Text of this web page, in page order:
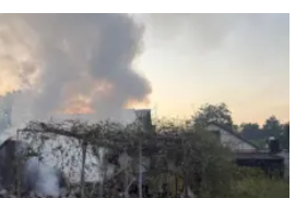
на
текст